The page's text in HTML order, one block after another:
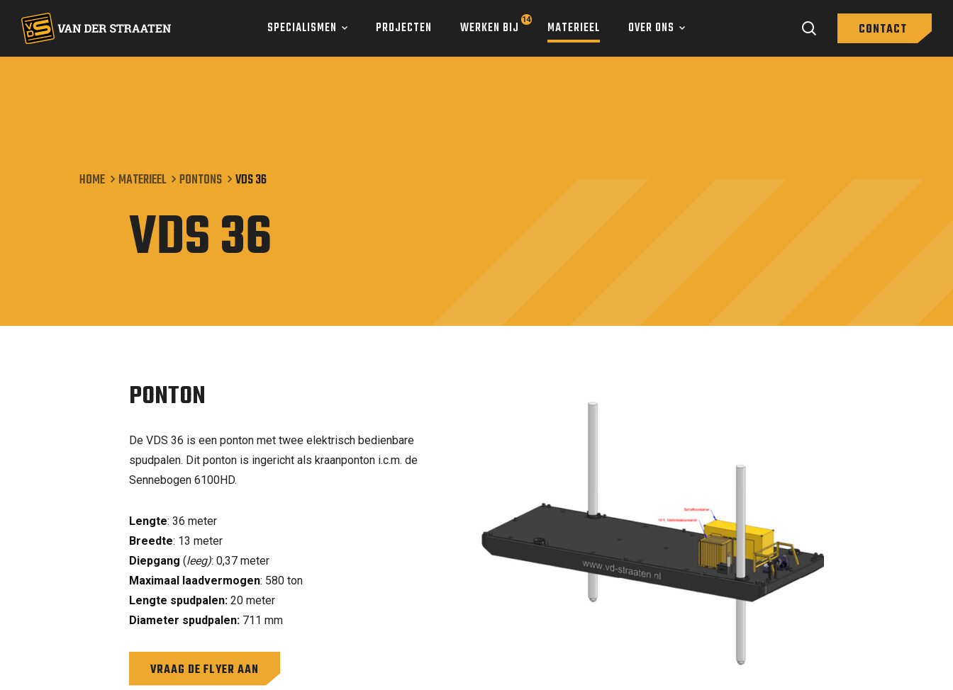
SPECIALISMEN PROJECTEN WERKEN BIJ MATERIEEL OVER ONS CONTACT
Materieel
Over ons
HOME MATERIEEL PONTONS VDS 36
VDS 36
PONTON
De VDS 36 is een ponton met twee elektrisch bedienbare
spudpalen. Dit ponton is ingericht als kraanponton i.c.m. de
Sennebogen 6100HD.
Lengte: 36 meter
Breedte: 13 meter
Diepgang (leeg): 0,37 meter
Maximaal laadvermogen: 580 ton
Lengte spudpalen: 20 meter
Diameter spudpalen: 711 mm
VRAAG DE FLYER AAN